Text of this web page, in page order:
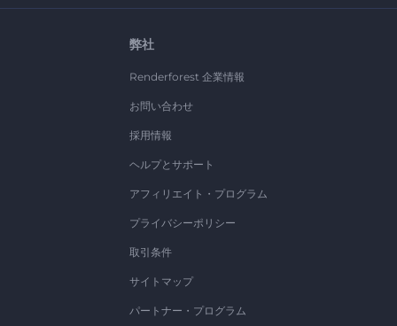
弊社
Renderforest 企業情報
お問い合わせ
採用情報
ヘルプとサポート
アフィリエイト・プログラム
プライバシーポリシー
取引条件
サイトマップ
パートナー・プログラム